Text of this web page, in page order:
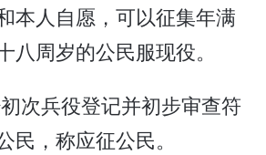
本人自愿，可以征集年满
八周岁的公民服现役。
次兵役登记并初步审查符
民，称应征公民。